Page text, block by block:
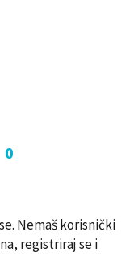
0
Nemaš korisnički
registriraj se i